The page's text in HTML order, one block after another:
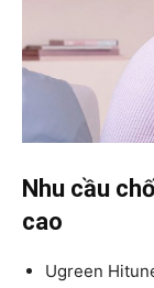
Nhu cầu
cao
Ugreen